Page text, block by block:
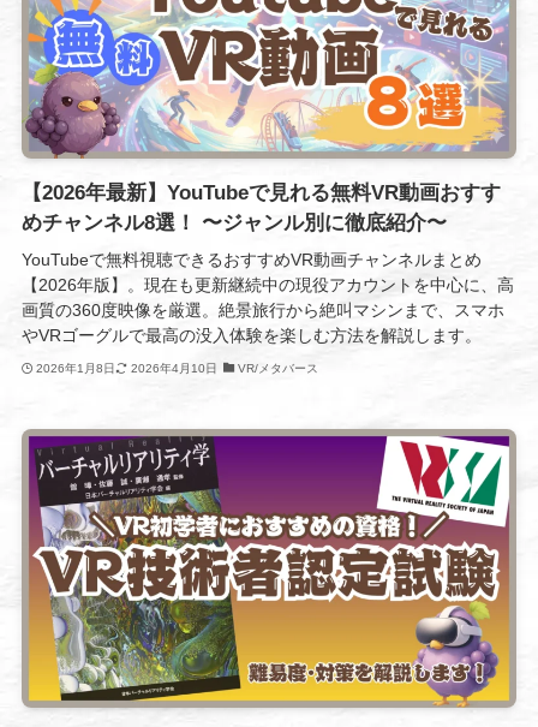
【2026年最新】YouTubeで見れる無料VR動画おすす
めチャンネル8選！ 〜ジャンル別に徹底紹介〜
YouTubeで無料視聴できるおすすめVR動画チャンネルまとめ
【2026年版】。現在も更新継続中の現役アカウントを中心に、高
画質の360度映像を厳選。絶景旅行から絶叫マシンまで、スマホ
やVRゴーグルで最高の没入体験を楽しむ方法を解説します。
2026年1月8日 2026年4月10日 VR/メタバース